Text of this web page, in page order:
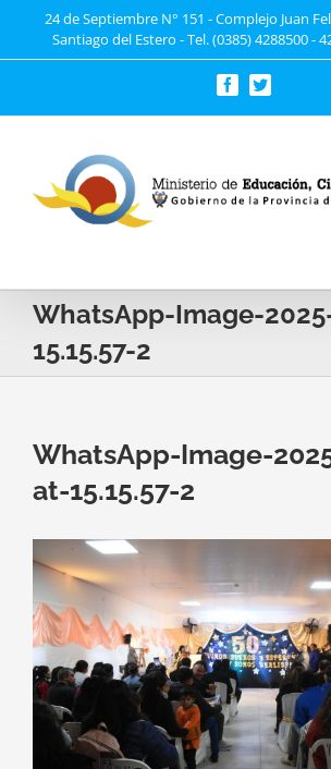
24 de Septiembre N° 151 - Complejo Juan
Santiago del Estero - Tel. (0385) 4288500 -
FacebookTwitter
WhatsApp-Image-
15.15.57-2
WhatsApp-Image-
at-15.15.57-2